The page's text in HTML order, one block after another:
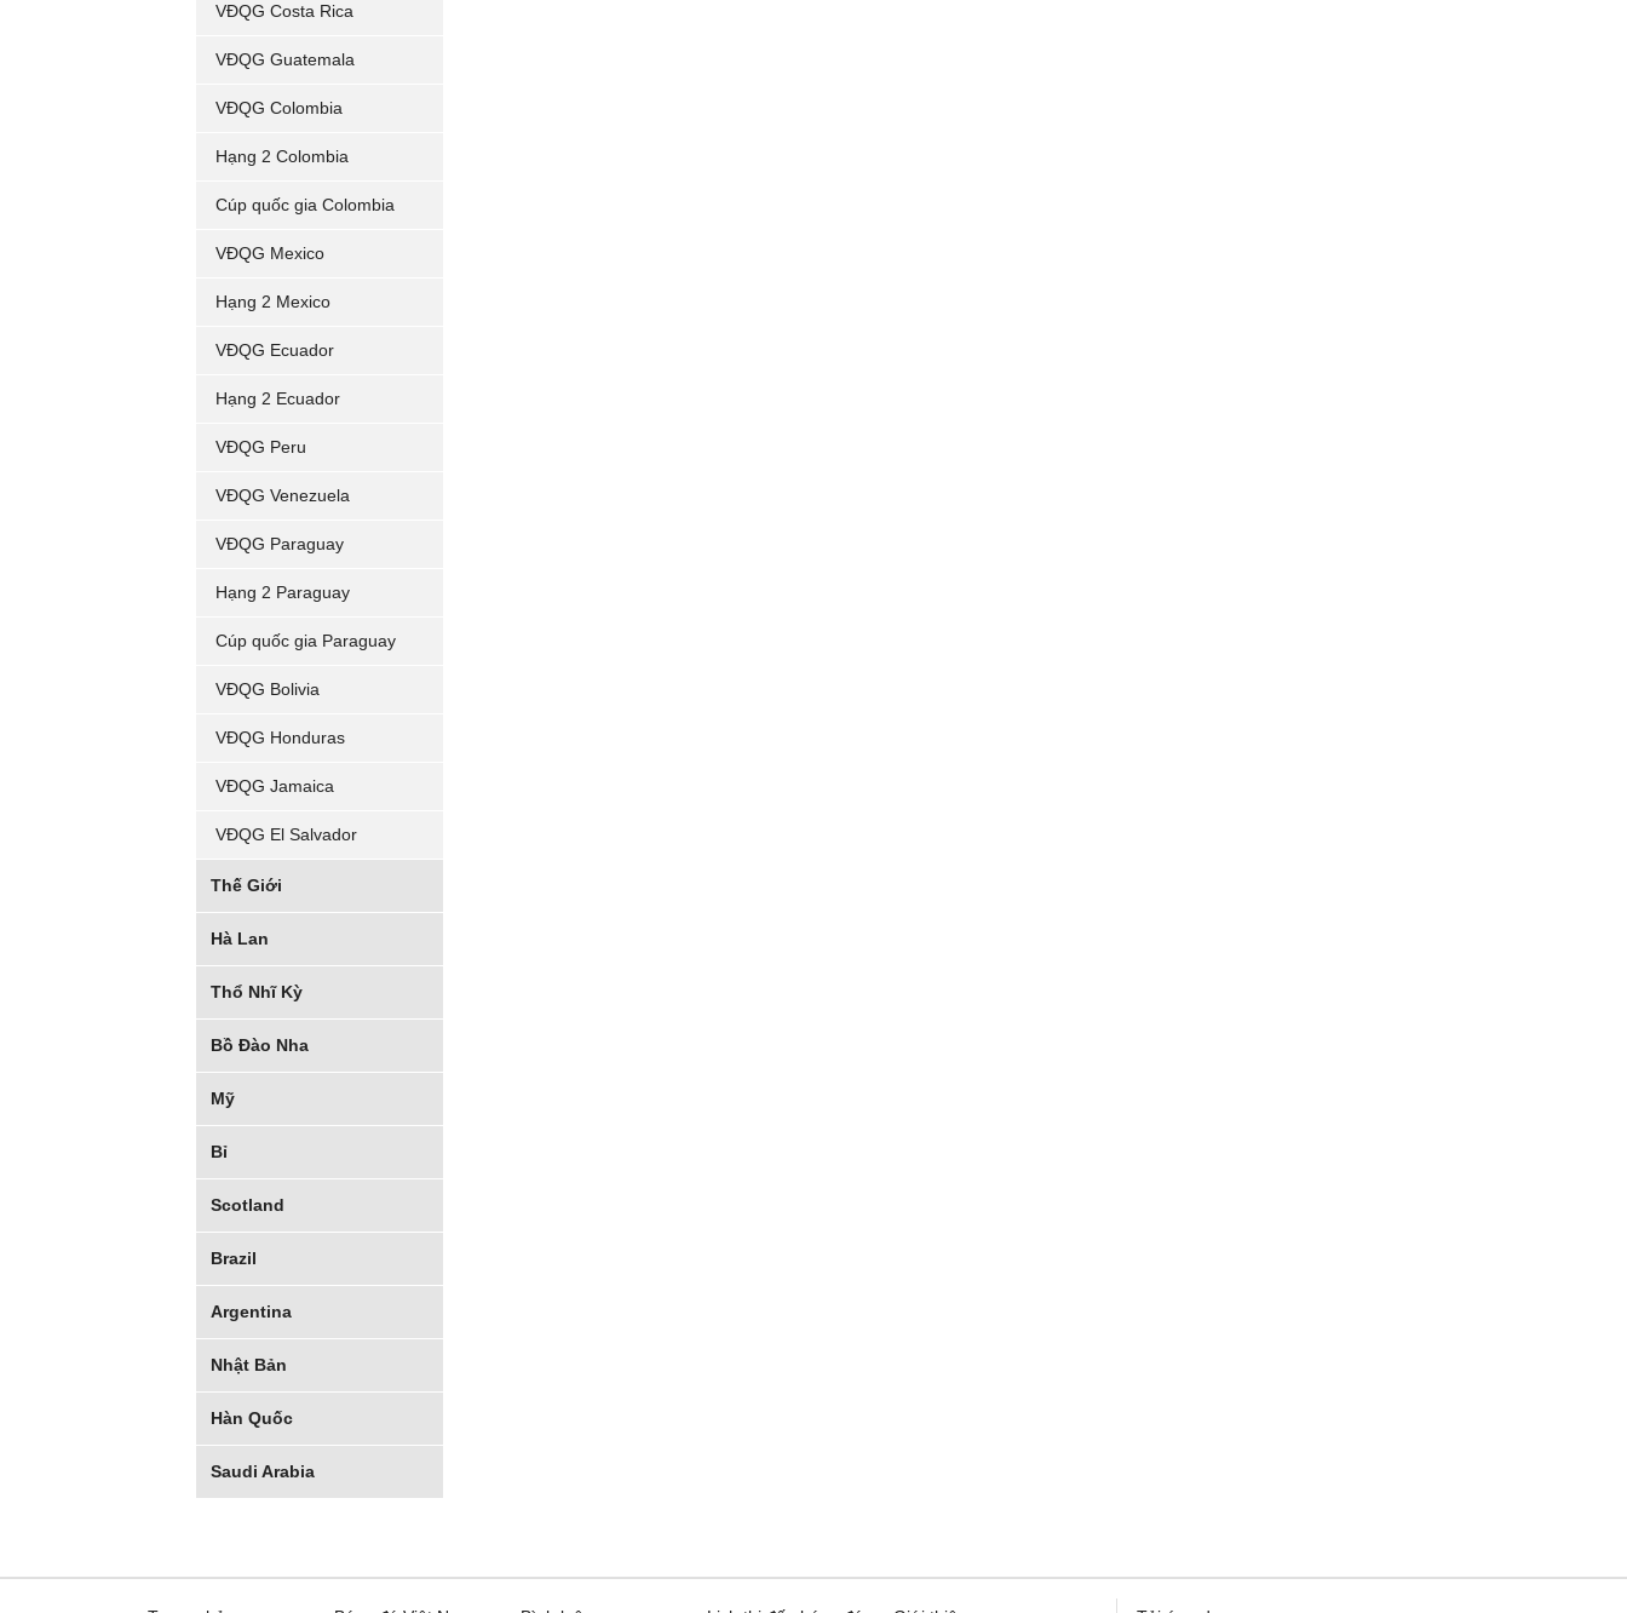
VĐQG Costa Rica
VĐQG Guatemala
VĐQG Colombia
Hạng 2 Colombia
Cúp quốc gia Colombia
VĐQG Mexico
Hạng 2 Mexico
VĐQG Ecuador
Hạng 2 Ecuador
VĐQG Peru
VĐQG Venezuela
VĐQG Paraguay
Hạng 2 Paraguay
Cúp quốc gia Paraguay
VĐQG Bolivia
VĐQG Honduras
VĐQG Jamaica
VĐQG El Salvador
Thế Giới
Hà Lan
Thổ Nhĩ Kỳ
Bồ Đào Nha
Mỹ
Bỉ
Scotland
Brazil
Argentina
Nhật Bản
Hàn Quốc
Saudi Arabia